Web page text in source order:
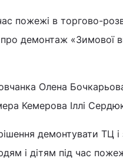
пожежі в торгово-
демонтаж «Зимової
Олена
Кемерова Іллі
демонтувати ТЦ
і дітям під час